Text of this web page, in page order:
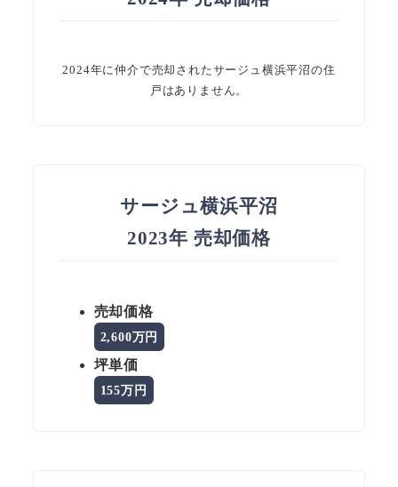
2024年に仲介で売却されたサージュ横浜平沼の住
戸はありません。
サージュ横浜平沼
2023年 売却価格
売却価格
2,600万円
坪単価
155万円